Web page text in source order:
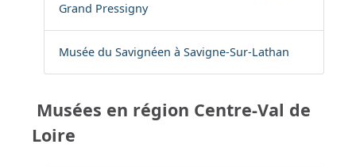
Grand Pressigny
Musée du Savignéen à Savigne-Sur-Lathan
Musées en région Centre-Val de
Loire